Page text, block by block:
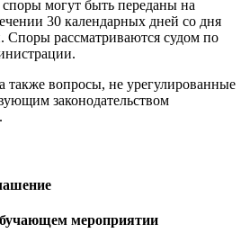
споры могут быть переданы на
30 календарных дней со дня
Споры рассматриваются судом по
также вопросы, не урегулированные
законодательством
мероприятии